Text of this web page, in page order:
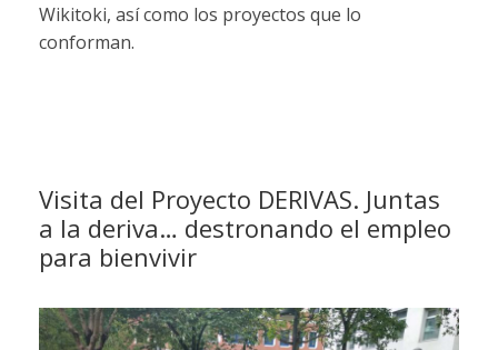
Wikitoki, así como los proyectos que lo
conforman.
Visita del Proyecto DERIVAS. Juntas
a la deriva… destronando el empleo
para bienvivir